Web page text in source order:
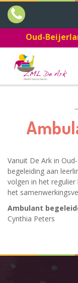
Oud-
Vanuit De Ark in
begeleiding aan
volgen in het
het
Ambulant
Cynthia Peters